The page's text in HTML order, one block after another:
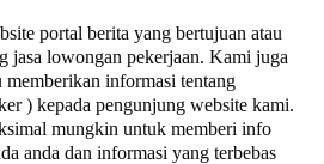
portal berita yang bertujuan atau
jasa lowongan pekerjaan. Kami juga
informasi tentang
) kepada pengunjung website kami.
mungkin untuk memberi info
anda dan informasi yang terbebas